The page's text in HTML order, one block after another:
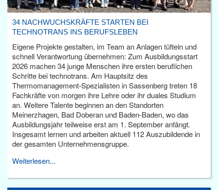
34 NACHWUCHSKRÄFTE STARTEN BEI
TECHNOTRANS INS BERUFSLEBEN
Eigene Projekte gestalten, im Team an Anlagen tüfteln und
schnell Verantwortung übernehmen: Zum Ausbildungsstart
2026 machen 34 junge Menschen ihre ersten beruflichen
Schritte bei technotrans. Am Hauptsitz des
Thermomanagement-Spezialisten in Sassenberg treten 18
Fachkräfte von morgen ihre Lehre oder ihr duales Studium
an. Weitere Talente beginnen an den Standorten
Meinerzhagen, Bad Doberan und Baden-Baden, wo das
Ausbildungsjahr teilweise erst am 1. September anfängt.
Insgesamt lernen und arbeiten aktuell 112 Auszubildende in
der gesamten Unternehmensgruppe.
Weiterlesen...